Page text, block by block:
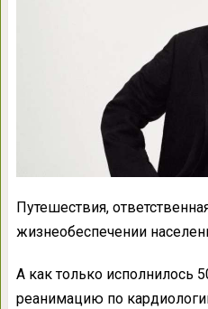
Путешествия,
жизнеобеспечении
А как только исполнилось
реанимацию по